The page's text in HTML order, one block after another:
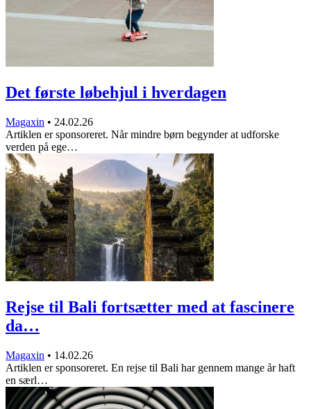
Det første løbehjul i hverdagen
Magaxin • 24.02.26
Artiklen er sponsoreret. Når mindre børn begynder at udforske
verden på ege…
Rejse til Bali fortsætter med at fascinere
da…
Magaxin • 14.02.26
Artiklen er sponsoreret. En rejse til Bali har gennem mange år haft
en særl…